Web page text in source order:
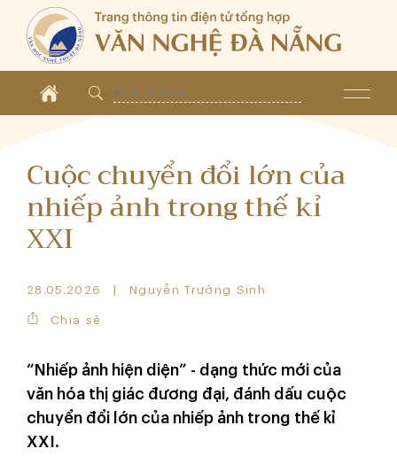
Cuộc chuyển đổi lớn của
nhiếp ảnh trong thế kỉ
XXI
28.05.2026 Nguyễn Trường Sinh
Chia sẻ
“Nhiếp ảnh hiện diện” - dạng thức mới của
văn hóa thị giác đương đại, đánh dấu cuộc
chuyển đổi lớn của nhiếp ảnh trong thế kỉ
XXI.